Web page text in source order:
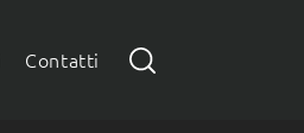
Contatti